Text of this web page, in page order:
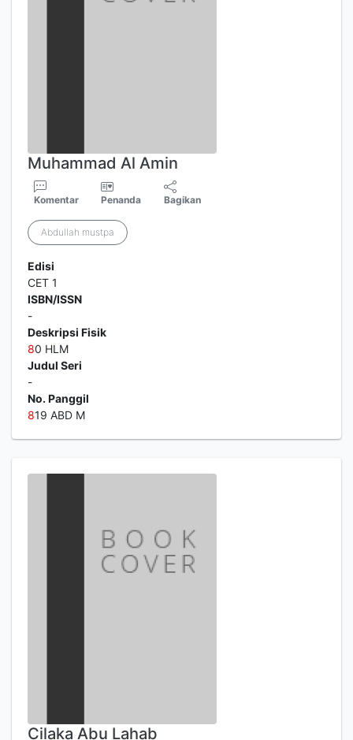
Muhammad Al Amin
Komentar Penanda Bagikan
Abdullah mustpa
Edisi
CET 1
ISBN/ISSN
-
Deskripsi Fisik
80 HLM
Judul Seri
-
No. Panggil
819 ABD M
Cilaka Abu Lahab